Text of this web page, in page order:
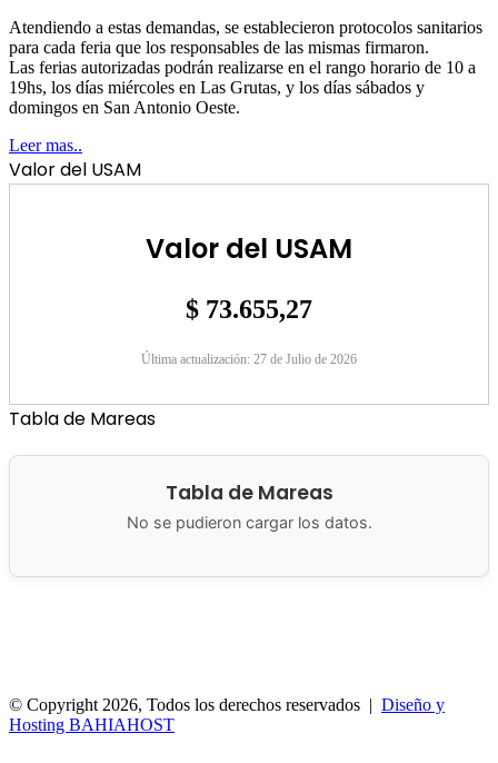
Atendiendo a estas demandas, se establecieron protocolos sanitarios
para cada feria que los responsables de las mismas firmaron.
Las ferias autorizadas podrán realizarse en el rango horario de 10 a
19hs, los días miércoles en Las Grutas, y los días sábados y
domingos en San Antonio Oeste.
Leer mas..
Valor del USAM
Valor del USAM
$ 73.655,27
Última actualización: 27 de Julio de 2026
Tabla de Mareas
Tabla de Mareas
No se pudieron cargar los datos.
© Copyright 2026, Todos los derechos reservados | Diseño y
Hosting BAHIAHOST